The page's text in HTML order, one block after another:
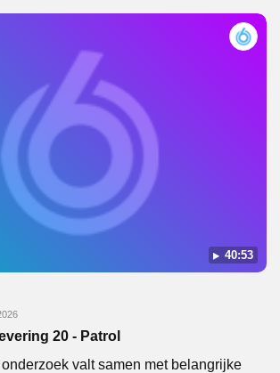
40:53
20 - Patrol
valt samen met belangrijke